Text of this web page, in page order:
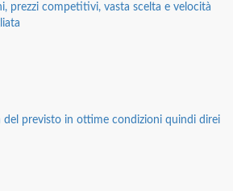
prezzi competitivi, vasta scelta e velocità
previsto in ottime condizioni quindi direi